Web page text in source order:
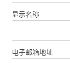
显示名称
电子邮箱地址